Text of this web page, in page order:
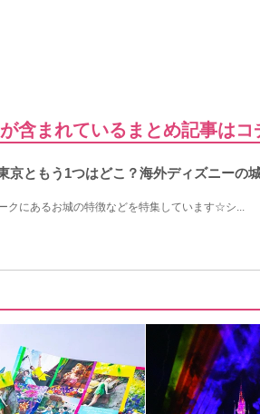
含まれているまとめ記事はコ
京ともう1つはどこ？海外ディズニーの
クにあるお城の特徴などを特集しています☆シ...